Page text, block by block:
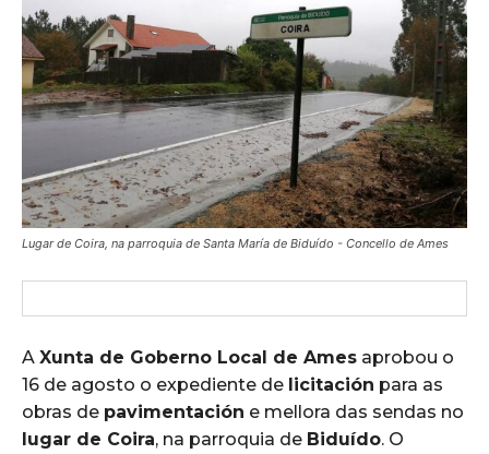
Lugar de Coira, na parroquia de Santa María de Biduído - Concello de Ames
A Xunta de Goberno Local de Ames aprobou o
16 de agosto o expediente de licitación para as
obras de pavimentación e mellora das sendas no
lugar de Coira, na parroquia de Biduído. O